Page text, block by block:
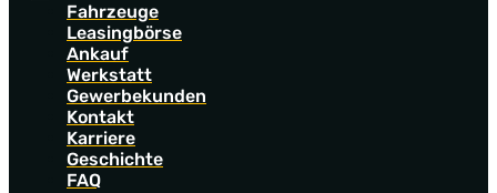
Fahrzeuge
Leasingbörse
Ankauf
Werkstatt
Gewerbekunden
Kontakt
Karriere
Geschichte
FAQ